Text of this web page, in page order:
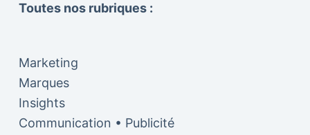
Toutes nos rubriques :
Marketing
Marques
Insights
Communication • Publicité